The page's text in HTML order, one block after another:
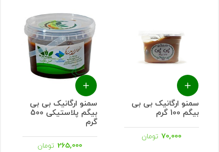
سمنو ارگانیک بی بی
بیگم 100 گرم
70,000 تومان
سمنو ارگانیک بی بی
بیگم پلاستیکی 500
گرم
265,000 تومان